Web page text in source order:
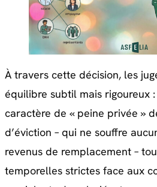
À travers cette décision, les
équilibre subtil mais rigoureux
caractère de « peine privée »
d’éviction – qui ne souffre
revenus de remplacement –
temporelles strictes face aux